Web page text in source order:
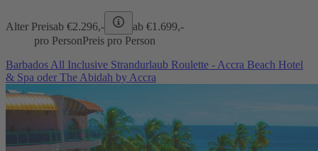
Alter Preisab €2.296,- ab €1.699,-
pro PersonPreis pro Person
Barbados All Inclusive Strandurlaub Roulette - Accra Beach Hotel
& Spa oder The Abidah by Accra